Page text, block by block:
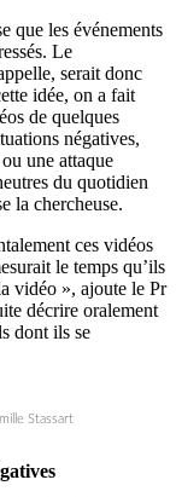
que les événements
Le
serait donc
idée, on a fait
de quelques
négatives,
une attaque
du quotidien
la chercheuse.
ces vidéos
le temps qu’ils
vidéo », ajoute le Pr
décrire oralement
dont ils se
Stassart